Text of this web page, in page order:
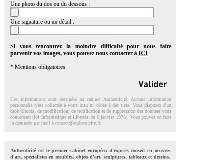
Une photo du dos ou du dessous :
Une signature ou un détail :
Si vous rencontrez la moindre difficulté pour nous faire
parvenir vos images, vous pouvez nous contacter à ICI
* Mentions obligatoires
Ces informations sont destinées au cabinet Authenticité. Aucune information
personnelle n'est collectée à votre insu ni cédée à des tiers. Vous disposez d'un
droit d'accés, de modification, de rectification et de suppression des données vous
concernant (loi Informatique et Libertés du 6 janvier 1978). Vous pouvez en faire
la demande par mail à contact@authenticite.fr.
Authenticité est le premier cabinet européen d'experts conseil en oeuvres
d'art, spécialistes en meubles, objets d'art, sculptures, tableaux et dessins,